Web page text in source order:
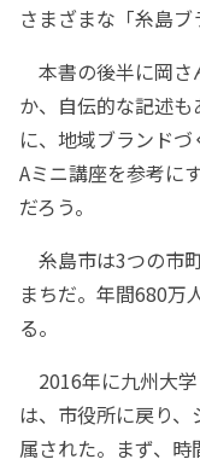
さまざまな「糸島ブ
本書の後半に岡さ
か、自伝的な記述
に、地域ブランド
Aミニ講座を参考に
だろう。
糸島市は3つの市
まちだ。年間680万
る。
2016年に九州大
は、市役所に戻り
属された。まず、